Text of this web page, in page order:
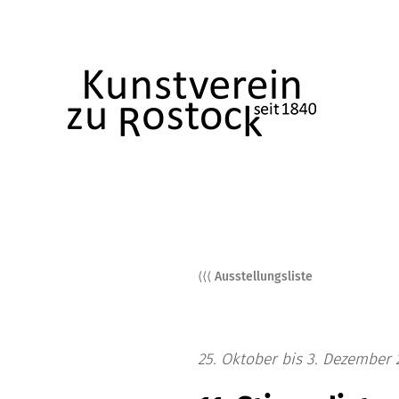
⟨⟨⟨ Ausstellungsliste
25. Oktober bis 3. Dezember